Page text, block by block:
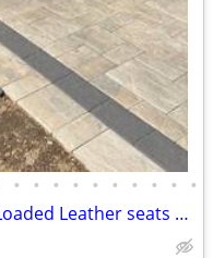
• • • • • • • • • •
2008 Toyota Prius hybrid- fully Loaded Leather seats GPS more